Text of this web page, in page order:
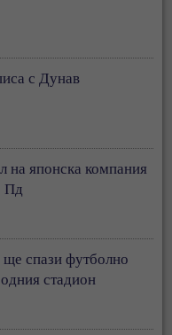
с Дунав
на японска компания
Пд
спази футболно
стадион